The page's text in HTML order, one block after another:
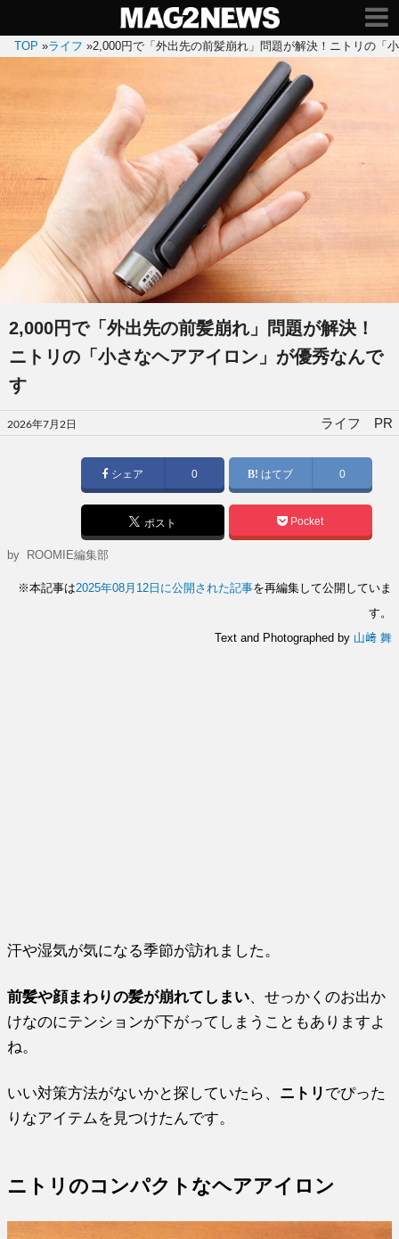
TOP »ライフ »2,000円で「外出先の前髪崩れ」問題が解決！ニトリの「
2,000円で「外出先の前髪崩れ」問題が解決！
ニトリの「小さなヘアアイロン」が優秀なんで
す
投
稿
2026年7月2日 ライフ PR
シェア 0 はてブ 0
ポスト Pocket
by ROOMIE編集部
※本記事は2025年08月12日に公開された記事を再編集して公開していま
す。
Text and Photographed by 山﨑 舞
汗や湿気が気になる季節が訪れました。
前髪や顔まわりの髪が崩れてしまい、せっかくのお出か
けなのにテンションが下がってしまうこともありますよ
ね。
いい対策方法がないかと探していたら、 ニトリ でぴった
りなアイテムを見つけたんです。
ニトリのコンパクトなヘアアイロン